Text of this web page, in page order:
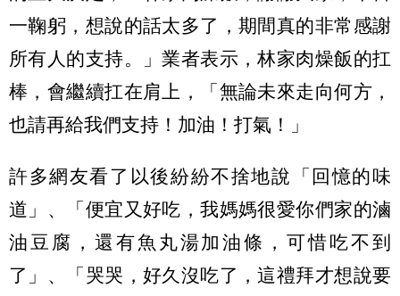
一鞠躬，想說的話太多了，期間真的非常感謝
所有人的支持。」業者表示，林家肉燥飯的扛
棒，會繼續扛在肩上，「無論未來走向何方，
也請再給我們支持！加油！打氣！」
許多網友看了以後紛紛不捨地說「回憶的味
道」、「便宜又好吃，我媽媽很愛你們家的滷
油豆腐，還有魚丸湯加油條，可惜吃不到
了」、「哭哭，好久沒吃了，這禮拜才想說要